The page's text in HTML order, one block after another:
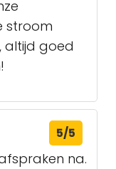
stroom
altijd goed
5/5
na.